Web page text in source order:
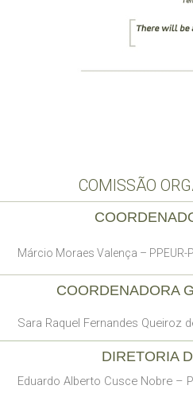
COMISSÃO
Márcio Moraes Valença – PPEUR-
COORDENADORA
Sara Raquel Fernandes Queiroz
DIRETORIA
Eduardo Alberto Cusce Nobre –